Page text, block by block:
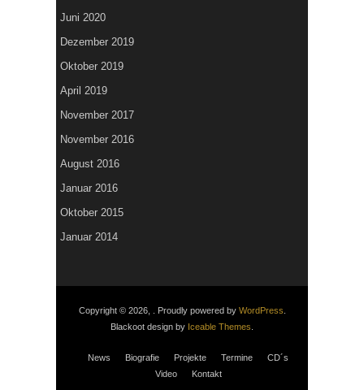
Juni 2020
Dezember 2019
Oktober 2019
April 2019
November 2017
November 2016
August 2016
Januar 2016
Oktober 2015
Januar 2014
Copyright © 2026, . Proudly powered by WordPress
Blackoot design by Iceable Themes
News Biografie Projekte Termine
CD´s
Video
Kontakt